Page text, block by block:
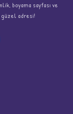
boyama sayfası ve
güzel adresi!